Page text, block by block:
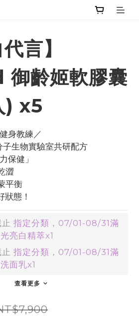
言】
齡姬軟膠囊
) x5
身教練／
生物實驗室共研配方
保健」
澀
平衡
狀態！
指定分類，07/01-08/31滿
亮白精萃x1
指定分類，07/01-08/31滿
面乳x1
查看更多